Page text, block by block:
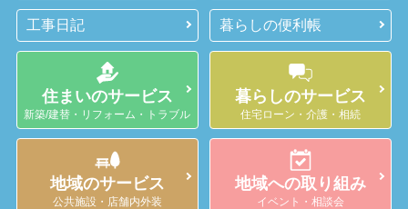
工事日記 暮らしの便利帳
住まいのサービス
新築/建替・リフォーム・トラブル
暮らしのサービス
住宅ローン・介護・相続
地域のサービス
公共施設・店舗内外装
地域への取り組み
イベント・相談会